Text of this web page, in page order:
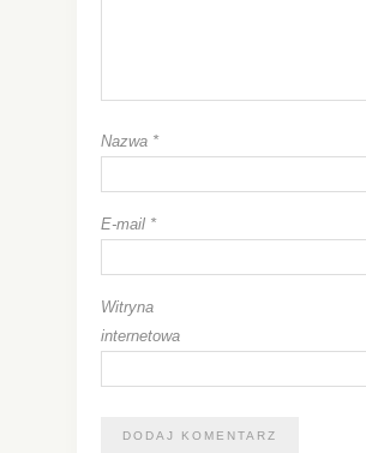
Nazwa *
E-mail *
Witryna
internetowa